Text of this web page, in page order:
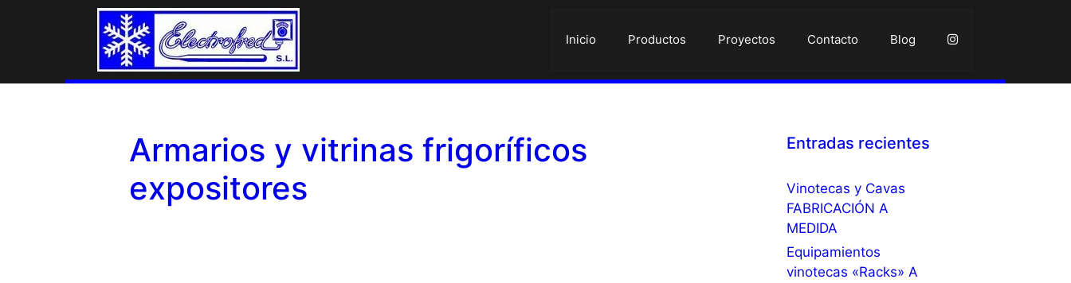
Inicio Productos Proyectos Contacto Blog
Armarios y vitrinas frigoríficos
expositores
Entradas recientes
Vinotecas y Cavas
FABRICACIÓN A
MEDIDA
Equipamientos
vinotecas «Racks» A